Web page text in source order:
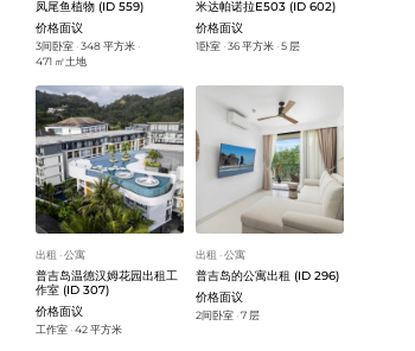
凤尾鱼植物 (ID 559)
价格面议
3间卧室 ᐧ348 平方米 ᐧ
471 ㎡土地
米达帕诺拉E503 (ID 602)
价格面议
1卧室 ᐧ36 平方米 ᐧ5 层
出租 ᐧ公寓
普吉岛温德汉姆花园出租工
作室 (ID 307)
价格面议
工作室 ᐧ42 平方米
出租 ᐧ公寓
普吉岛的公寓出租 (ID 296)
价格面议
2间卧室 ᐧ7 层